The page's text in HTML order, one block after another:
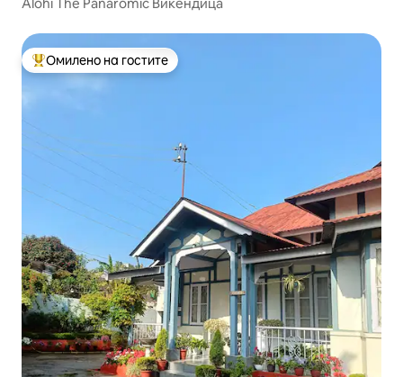
Меѓу најуспешните „Омилени на гостите“
Омилено на гостите